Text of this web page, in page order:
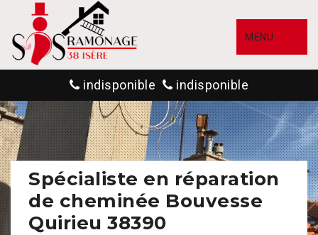
MENU
indisponible indisponible
Spécialiste en réparation
de cheminée Bouvesse
Quirieu 38390